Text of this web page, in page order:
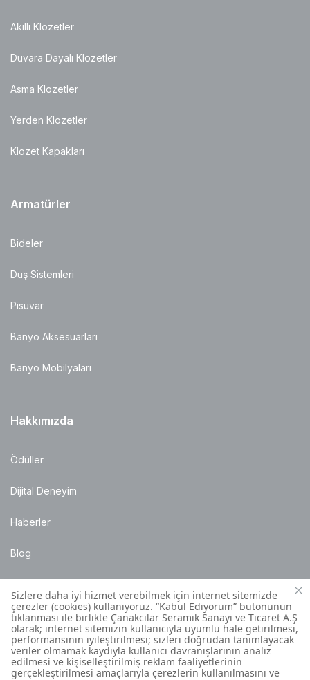
Akıllı Klozetler
Duvara Dayalı Klozetler
Asma Klozetler
Yerden Klozetler
Klozet Kapakları
Armatürler
Bideler
Duş Sistemleri
Pisuvar
Banyo Aksesuarları
Banyo Mobilyaları
Hakkımızda
Ödüller
Dijital Deneyim
Haberler
Blog
Satış Noktaları
Montaj Bilgileri
Müşteri İletişim Merkezi